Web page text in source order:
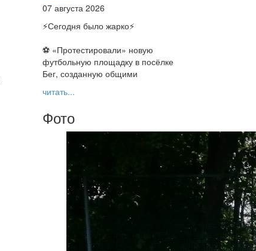
07 августа 2026
⚡️Сегодня было жарко⚡️
⚽ ️«Протестировали» новую
футбольную площадку в посёлке
Бег, созданную общими
читать...
Фото